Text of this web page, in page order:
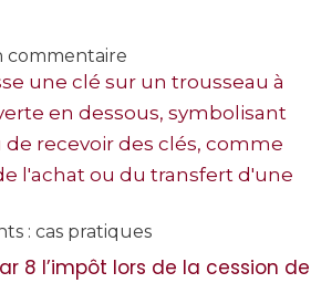
commentaire
: cas pratiques
8 l’impôt lors de la cession de